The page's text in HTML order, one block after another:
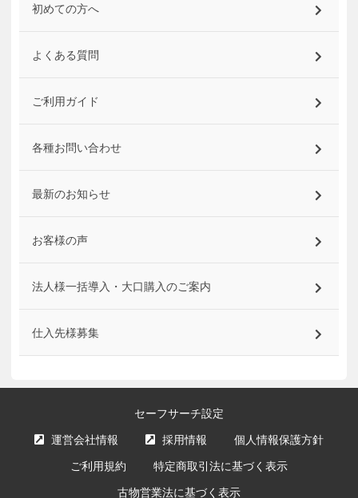
初めての方へ
よくある質問
ご利用ガイド
各種お問い合わせ
最新のお知らせ
お客様の声
法人様一括導入・大口購入のご案内
仕入先様募集
セーフサーチ設定
運営会社情報 採用情報 個人情報保護方針
ご利用規約 特定商取引法に基づく表示
古物営業法に基づく表示